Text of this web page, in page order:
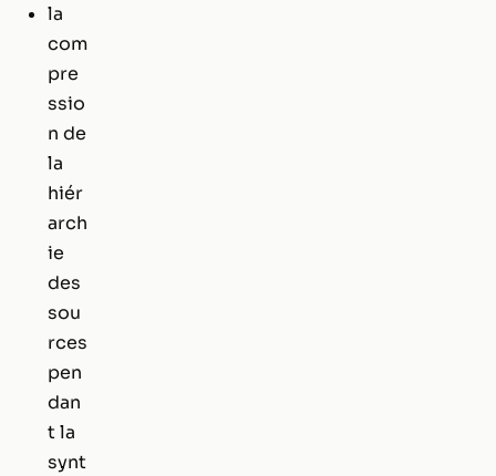
la
com
pre
ssio
n de
la
hiér
arch
ie
des
sou
rces
pen
dan
t la
synt